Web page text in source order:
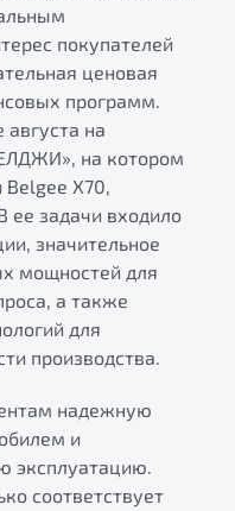
покупателей
ценовая
программ.
на
на котором
X70,
ее задачи входило
значительное
мощностей для
а также
для
производства.
надежную
и
эксплуатацию.
соответствует